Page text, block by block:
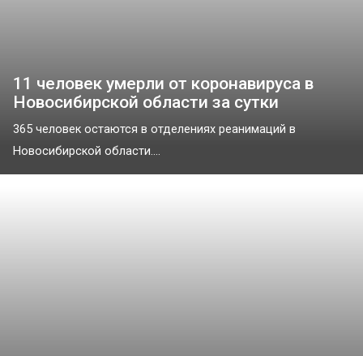
11 человек умерли от коронавируса в
Новосибирской области за сутки
365 человек остаются в отделениях реанимаций в
Новосибирской области....